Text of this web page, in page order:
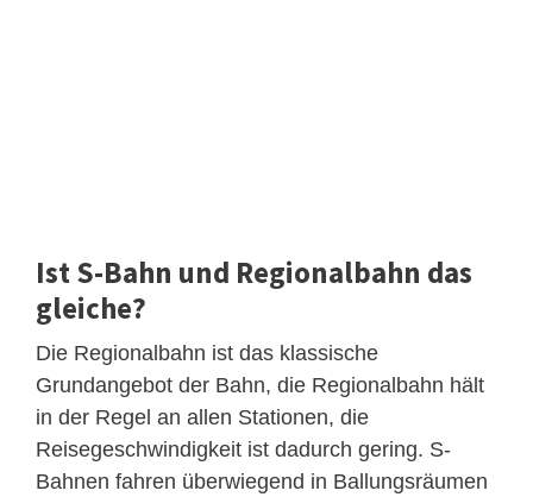
Ist S-Bahn und Regionalbahn das
gleiche?
Die Regionalbahn ist das klassische
Grundangebot der Bahn, die Regionalbahn hält
in der Regel an allen Stationen, die
Reisegeschwindigkeit ist dadurch gering. S-
Bahnen fahren überwiegend in Ballungsräumen